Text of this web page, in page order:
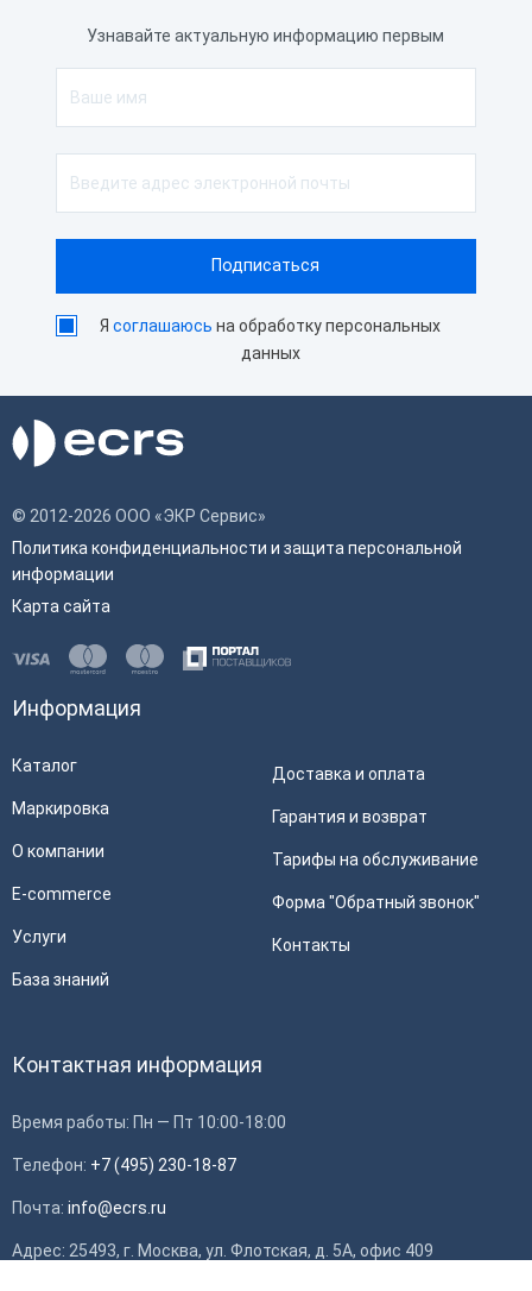
Узнавайте актуальную информацию первым
Ясоглашаюсь на обработку персональных
данных
© 2012-2026 ООО «ЭКР Сервис»
Политика конфиденциальности и защита персональной
информации
Карта сайта
Информация
Каталог
Маркировка
О компании
E-commerce
Услуги
База знаний
Доставка и оплата
Гарантия и возврат
Тарифы на обслуживание
Форма "Обратный звонок"
Контакты
Контактная информация
Время работы: Пн — Пт 10:00-18:00
Телефон: +7 (495) 230-18-87
Почта: info@ecrs.ru
Адрес: 25493, г. Москва, ул. Флотская, д. 5А, офис 409